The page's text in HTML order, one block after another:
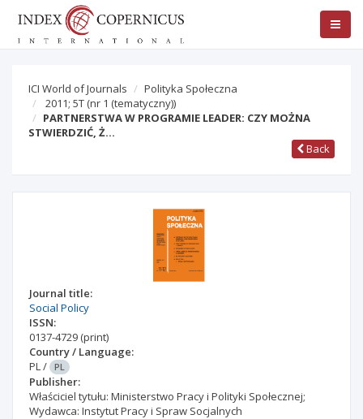
ICI World of Journals
Polityka Społeczna
2011; 5T (nr 1 (tematyczny))
PARTNERSTWA W PROGRAMIE LEADER: CZY MOŻNA
STWIERDZIĆ, Ż…
Back
Journal title:
Social Policy
ISSN:
0137-4729 (print)
Country / Language:
PL/ PL
Publisher:
Właściciel tytułu: Ministerstwo Pracy i Polityki Społecznej;
Wydawca: Instytut Pracy i Spraw Socjalnych